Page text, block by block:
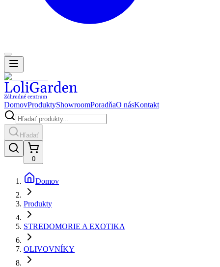
DomovProduktyShowroomPoradňaO násKontakt
Hľadať
0
Domov
Produkty
STREDOMORIE A EXOTIKA
OLIVOVNÍKY